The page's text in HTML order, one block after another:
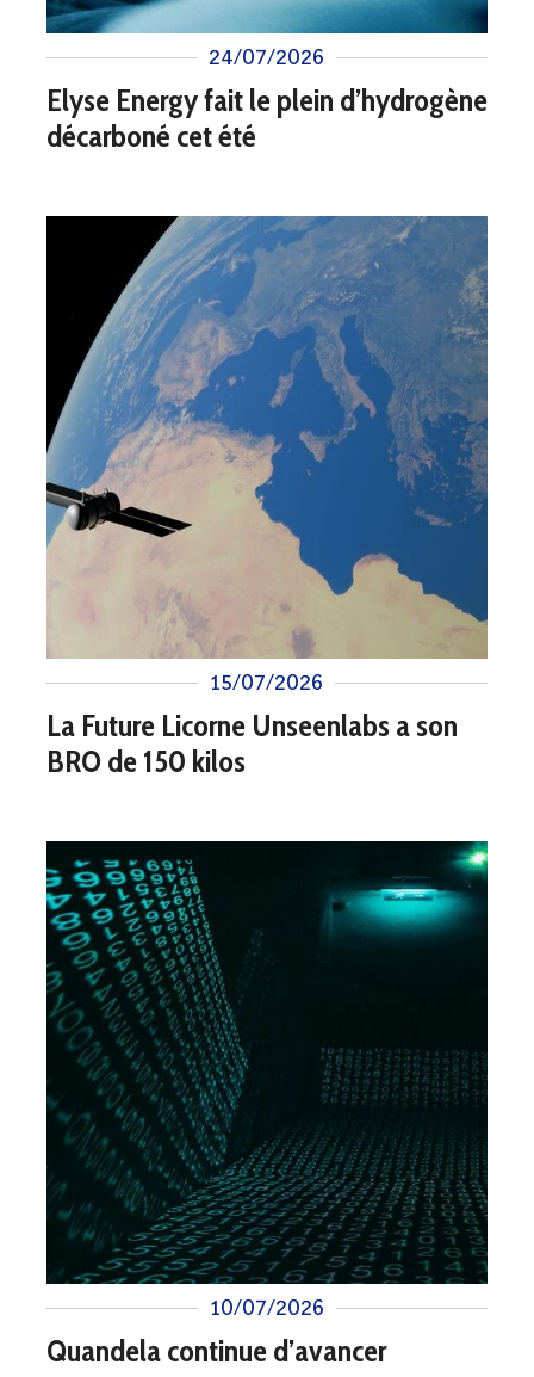
24/07/2026
Elyse Energy fait le plein d’hydrogène
décarboné cet été
15/07/2026
La Future Licorne Unseenlabs a son
BRO de 150 kilos
10/07/2026
Quandela continue d’avancer